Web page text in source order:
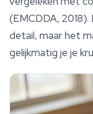
(EMCDDA, 2018).
detail, maar het
gelijkmatig je je